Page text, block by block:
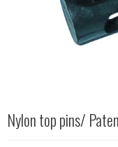
Nylon top pins/